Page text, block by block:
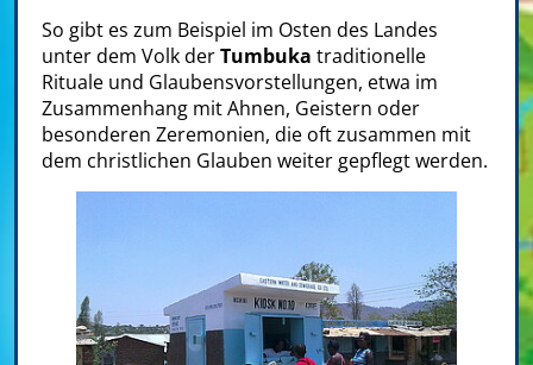
So gibt es zum Beispiel im Osten des Landes
unter dem Volk derTumbuka traditionelle
Rituale und Glaubensvorstellungen, etwa im
Zusammenhang mit Ahnen, Geistern oder
besonderen Zeremonien, die oft zusammen mit
dem christlichen Glauben weiter gepflegt werden.